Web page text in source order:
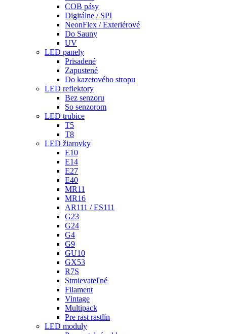
COB pásy
Digitálne / SPI
NeonFlex / Exteriérové
Do Sauny
UV
LED panely
Prisadené
Zapustené
Do kazetového stropu
LED reflektory
Bez senzoru
So senzorom
LED trubice
T5
T8
LED žiarovky
E10
E14
E27
E40
MR11
MR16
AR111 / ES111
G23
G24
G4
G9
GU10
GX53
R7S
Stmievateľné
Filament
Vintage
Multipack
Pre rast rastlín
LED moduly